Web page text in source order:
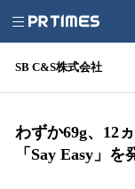
SB C&S株式会社
わずか69g、12
「Say Easy」を